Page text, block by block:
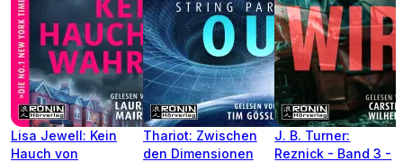
Lisa Jewell: Kein
Hauch von
Thariot: Zwischen
den Dimensionen
J. B. Turner:
Reznick - Band 3 -